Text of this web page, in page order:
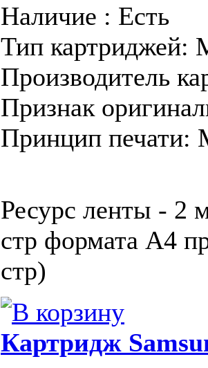
Наличие : Есть
Тип картриджей:
Производитель
Признак
Принцип печати:
Ресурс ленты - 2
стр формата A4
стр)
Картридж